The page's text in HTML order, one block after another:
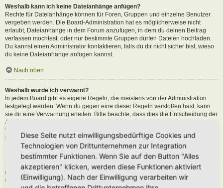
Weshalb kann ich keine Dateianhänge anfügen?
Rechte für Dateianhänge können für Foren, Gruppen und einzelne Benutzer
vergeben werden. Die Board-Administration hat es möglicherweise nicht
erlaubt, Dateianhänge in dem Forum anzufügen, in dem du deinen Beitrag
verfassen möchtest, oder nur bestimmte Gruppen dürfen Dateien hochladen.
Du kannst einen Administrator kontaktieren, falls du dir nicht sicher bist, wieso
du keine Dateianhänge anfügen kannst.
Nach oben
Weshalb wurde ich verwarnt?
In jedem Board gibt es eigene Regeln, die meistens von der Administration
festgelegt werden. Wenn du gegen eine dieser Regeln verstoßen hast, kann
sie dir eine Verwarnung erteilen. Bitte beachte, dass dies die Entscheidung der
Administration dieses Boards ist und phpBB Limited nichts mit dieser
Verwarnung zu tun hat. Kontaktiere einen Administrator, sofern du die nicht
sicher bist, wieso du verwarnt wurdest.
Nach oben
Wie kann ich Beiträge den Moderatoren melden?
Wenn ein Administrator die entsprechenden Berechtigungen vergeben hat,
Diese Seite nutzt einwilligungsbedürftige Cookies und
Technologien von Drittunternehmen zur Integration
bestimmter Funktionen. Wenn Sie auf den Button "Alles
akzeptieren" klicken, werden diese Funktionen aktiviert
(Einwilligung). Nach der Einwilligung verarbeiten wir